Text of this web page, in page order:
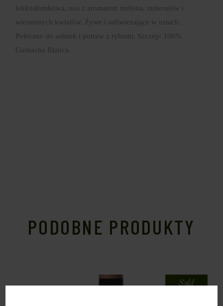
lekkosłomkowa, nos z aromatem melona, minerałów i
wiosennych kwiatów. Żywe i odświeżające w ustach.
Polecane do sałatek i potraw z rybami. Szczep: 100%
Garnacha Blanca.
PODOBNE PRODUKTY
Sold